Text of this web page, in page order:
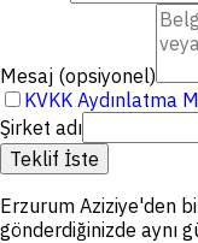
Mesaj (opsiyonel)
KVKK Aydınlatma
Şirket adı
Teklif İste
Erzurum Aziziye'den
gönderdiğinizde aynı